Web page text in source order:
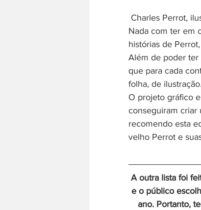
Charles Perrot,
Nada com ter em
histórias de
Além de poder ter
que para cada
folha, de
O projeto gráfico
conseguiram criar
recomendo esta
velho Perrot e
A outra lista foi
e o público
ano. Portanto,